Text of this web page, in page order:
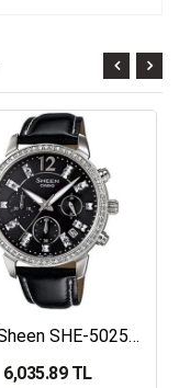
Casio Sheen SHE-5025BL-1ADR Kadın Kol Saati
6,035.89 TL